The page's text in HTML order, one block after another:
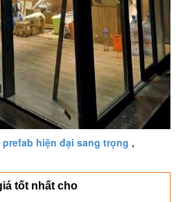
prefab hiện đại sang trọng ,
tốt nhất cho